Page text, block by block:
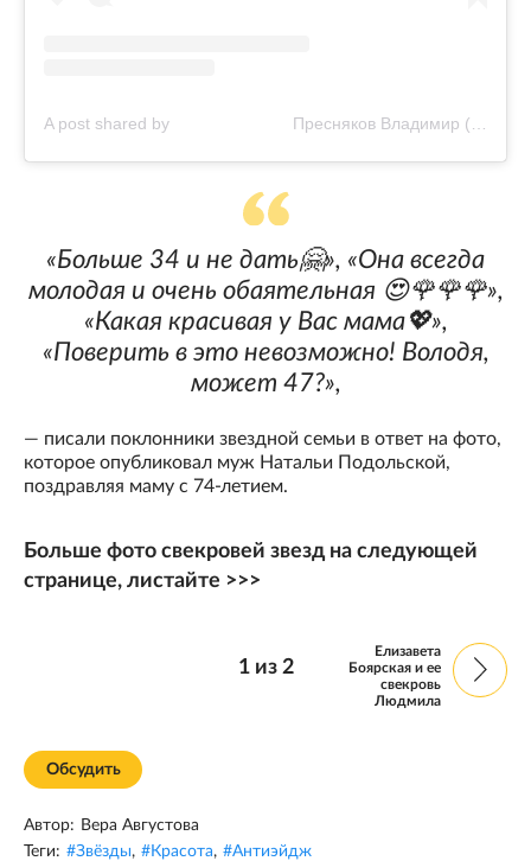
A post shared by ⠀⠀⠀⠀⠀⠀⠀⠀⠀⠀Пресняков Владимир (@presnyakovvladimir)
«Больше 34 и не дать🤗», «Она всегда
молодая и очень обаятельная 😍🌹🌹🌹»,
«Какая красивая у Вас мама💖»,
«Поверить в это невозможно! Володя,
может 47?»,
— писали поклонники звездной семьи в ответ на фото,
которое опубликовал муж Натальи Подольской,
поздравляя маму с 74-летием.
Больше фото свекровей звезд на следующей
странице, листайте >>>
1из 2
Елизавета
Боярская и ее
свекровь
Людмила
Обсудить
Автор: Вера Августова
Теги: #Звёзды, #Красота, #Антиэйдж